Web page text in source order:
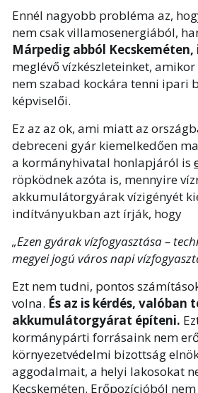
Ennél nagyobb probléma az,
nem csak villamosenergiából,
Márpedig abból
meglévő vízkészleteinket,
nem szabad kockára tenni ipari
képviselői.
Ez az az ok, ami miatt az
debreceni gyár kiemelkedően
a kormányhivatal honlapjáról is
röpködnek azóta is, mennyire
akkumulátorgyárak vízigényét
indítványukban azt írják, hogy
„Ezen gyárak vízfogyasztása –
megyei jogú város napi
Ezt nem tudni, pontos
volna. És az is kérdés, valóban
akkumulátorgyárat építeni.
kormánypárti forrásaink nem
környezetvédelmi bizottság
aggodalmait, a helyi lakosokat
Kecskeméten. Erőpozícióból